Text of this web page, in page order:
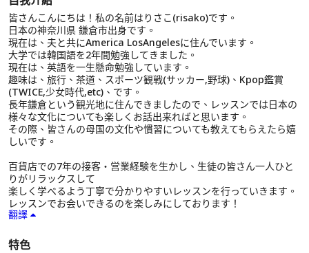
皆さんこんにちは！私の名前はりさこ(risako)です。
日本の神奈川県 鎌倉市出身です。
現在は、夫と共にAmerica LosAngelesに住んでいます。
大学では韓国語を2年間勉強してきました。
現在は、英語を一生懸命勉強しています。
趣味は、旅行、茶道、スポーツ観戦(サッカー,野球)、Kpop鑑賞
(TWICE,少女時代,etc)、です。
長年鎌倉という観光地に住んできましたので、レッスンでは日本の
様々な文化についても楽しくお話出来ればと思います。
その際、皆さんの母国の文化や慣習についても教えてもらえたら嬉
しいです。
百貨店での7年の接客・営業経験を生かし、生徒の皆さん一人ひと
りがリラックスして
楽しく学べるよう丁寧で分かりやすいレッスンを行っていきます。
レッスンでお会いできるのを楽しみにしております！
翻譯
特色